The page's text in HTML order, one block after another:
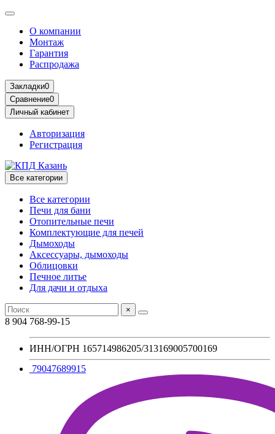
О компании
Монтаж
Гарантия
Распродажа
Закладки0
Сравнение0
Личный кабинет
Авторизация
Регистрация
Все категории
Все категории
Печи для бани
Отопительные печи
Комплектующие для печей
Дымоходы
Аксессуары, дымоходы
Облицовки
Печное литье
Для дачи и отдыха
×
8 904 768-99-15
ИНН/ОГРН 165714986205/313169005700169
79047689915